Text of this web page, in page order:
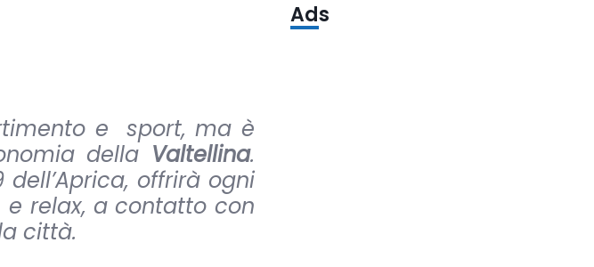
e sport, ma è
della Valtellina.
dell’Aprica, offrirà ogni
relax, a contatto con
città.
Ads